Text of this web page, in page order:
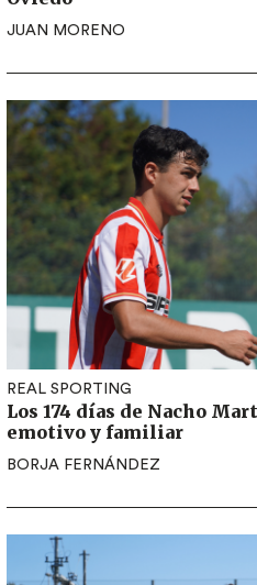
JUAN MORENO
REAL SPORTING
Los 174 días de Nacho
emotivo y familiar
BORJA FERNÁNDEZ